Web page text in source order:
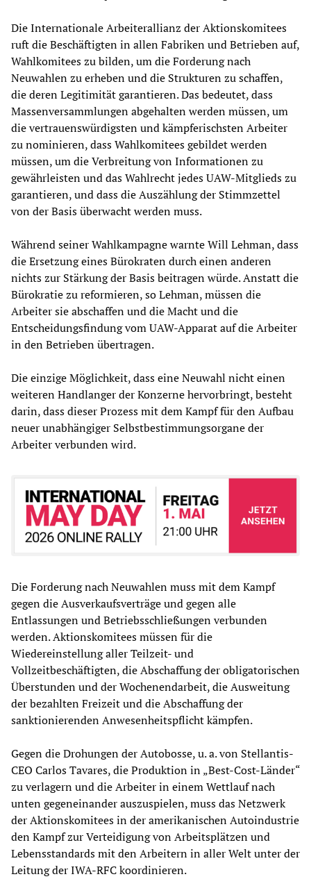
Die Internationale Arbeiterallianz der Aktionskomitees
ruft die Beschäftigten in allen Fabriken und Betrieben auf,
Wahlkomitees zu bilden, um die Forderung nach
Neuwahlen zu erheben und die Strukturen zu schaffen,
die deren Legitimität garantieren. Das bedeutet, dass
Massenversammlungen abgehalten werden müssen, um
die vertrauenswürdigsten und kämpferischsten Arbeiter
zu nominieren, dass Wahlkomitees gebildet werden
müssen, um die Verbreitung von Informationen zu
gewährleisten und das Wahlrecht jedes UAW-Mitglieds zu
garantieren, und dass die Auszählung der Stimmzettel
von der Basis überwacht werden muss.
Während seiner Wahlkampagne warnte Will Lehman, dass
die Ersetzung eines Bürokraten durch einen anderen
nichts zur Stärkung der Basis beitragen würde. Anstatt die
Bürokratie zu reformieren, so Lehman, müssen die
Arbeiter sie abschaffen und die Macht und die
Entscheidungsfindung vom UAW-Apparat auf die Arbeiter
in den Betrieben übertragen.
Die einzige Möglichkeit, dass eine Neuwahl nicht einen
weiteren Handlanger der Konzerne hervorbringt, besteht
darin, dass dieser Prozess mit dem Kampf für den Aufbau
neuer unabhängiger Selbstbestimmungsorgane der
Arbeiter verbunden wird.
Die Forderung nach Neuwahlen muss mit dem Kampf
gegen die Ausverkaufsverträge und gegen alle
Entlassungen und Betriebsschließungen verbunden
werden. Aktionskomitees müssen für die
Wiedereinstellung aller Teilzeit- und
Vollzeitbeschäftigten, die Abschaffung der obligatorischen
Überstunden und der Wochenendarbeit, die Ausweitung
der bezahlten Freizeit und die Abschaffung der
sanktionierenden Anwesenheitspflicht kämpfen.
Gegen die Drohungen der Autobosse, u. a. von Stellantis-
CEO Carlos Tavares, die Produktion in „Best-Cost-Länder“
zu verlagern und die Arbeiter in einem Wettlauf nach
unten gegeneinander auszuspielen, muss das Netzwerk
der Aktionskomitees in der amerikanischen Autoindustrie
den Kampf zur Verteidigung von Arbeitsplätzen und
Lebensstandards mit den Arbeitern in aller Welt unter der
Leitung der IWA-RFC koordinieren.